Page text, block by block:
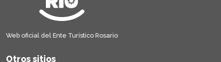
Web oficial del Ente Turístico Rosario
Otros sitios